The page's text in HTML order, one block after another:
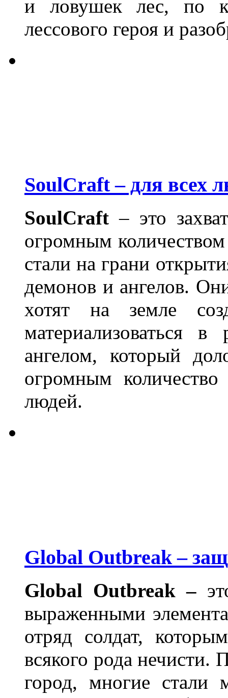
и ловушек лес, по
лессового героя и
SoulCraft – для всех
SoulCraft – это
огромным
стали на грани
демонов и ангелов.
хотят на земле
материализоваться
ангелом, который
огромным
людей.
Global Outbreak –
Global Outbreak –
выраженными
отряд солдат,
всякого рода нечисти.
город, многие стали